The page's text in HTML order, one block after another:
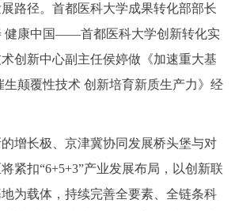
路径。首都医科大学成果转化部部长
健康中国——首都医科大学创新转化实
创新中心副主任侯婷做《加速重大基
生颠覆性技术 创新培育新质生产力》经
长极、京津冀协同发展桥头堡与对
紧扣“6+5+3”产业发展布局，以创新联
为载体，持续完善全要素、全链条科